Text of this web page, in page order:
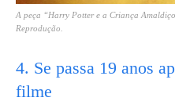
A peça “Harry Potter e a Criança
Reprodução.
4. Se passa 19 anos
filme